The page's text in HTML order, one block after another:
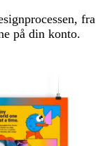
fra
på din konto.